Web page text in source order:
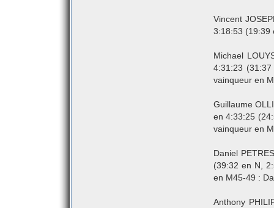
Vincent
3:18:53 (19:39
Michael
4:31:23
vainqueur en
Guillaume
en 4:33:25
vainqueur en
Daniel
(39:32 en N,
en M45-49 :
Anthony